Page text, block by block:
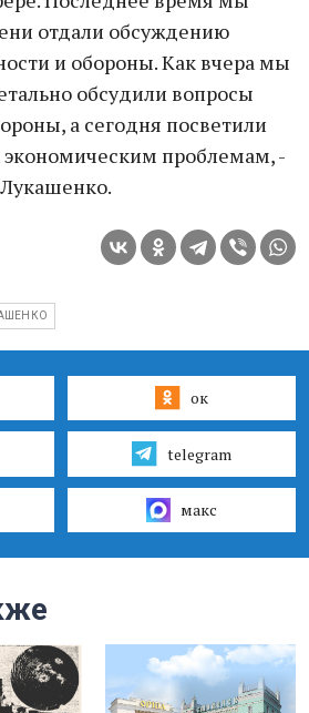
отдали обсуждению
и обороны. Как вчера мы
обсудили вопросы
а сегодня посветили
проблемам, -
ок
telegram
макс